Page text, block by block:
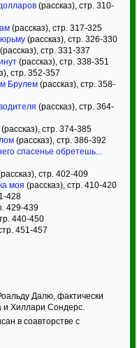
(рассказ), стр. 310-
(рассказ), стр. 317-325
(рассказ), стр. 326-330
(рассказ), стр. 331-337
(рассказ), стр. 338-351
стр. 352-357
Брулем (рассказ), стр. 358-
(рассказ), стр. 364-
(рассказ), стр. 374-385
(рассказ), стр. 386-392
спасенье обретешь...
стр. 402-409
моя (рассказ), стр. 410-420
428
429-439
440-450
451-457
Далю, фактически
Хиллари Сондерс.
в соавторстве с